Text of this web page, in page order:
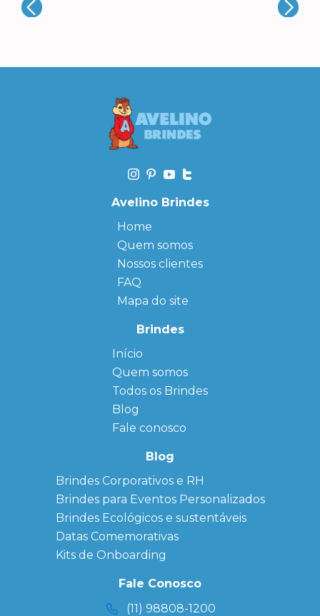
Avelino Brindes
Home
Quem somos
Nossos clientes
FAQ
Mapa do site
Brindes
Início
Quem somos
← Back
FAQ
Sitemap
Todos os Brindes
← Back
Agendas
Personalizadas
Personalizado
personalizados
Brindes
Corporativos
Copos Térmicos
Personalizados
Datas Especiais
Ecobag
Personalizada
Kits
Blog
Fale conosco
Blog
Brindes Corporativos e RH
Brindes para Eventos Personalizados
Brindes Ecológicos e sustentáveis
Datas Comemorativas
Kits de Onboarding
Fale Conosco
(11) 98808-1200